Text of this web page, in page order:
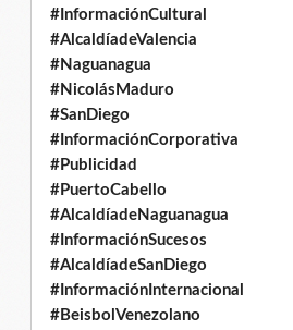
#InformaciónCultural
#AlcaldíadeValencia
#Naguanagua
#NicolásMaduro
#SanDiego
#InformaciónCorporativa
#Publicidad
#PuertoCabello
#AlcaldíadeNaguanagua
#InformaciónSucesos
#AlcaldíadeSanDiego
#InformaciónInternacional
#BeisbolVenezolano